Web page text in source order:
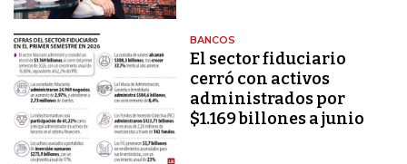
BANCOS
El sector fiduciario
cerró con activos
administrados por
$1.169 billones a junio